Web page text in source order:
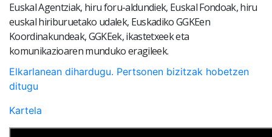
Euskal Agentziak, hiru foru-aldundiek, Euskal Fondoak, hiru
euskal hiriburuetako udalek, Euskadiko GGKEen
Koordinakundeak, GGKEek, ikastetxeek eta
komunikazioaren munduko eragileek.
Elkarlanean dihardugu. Pertsonen bizitzak hobetzen
ditugu
Kartela